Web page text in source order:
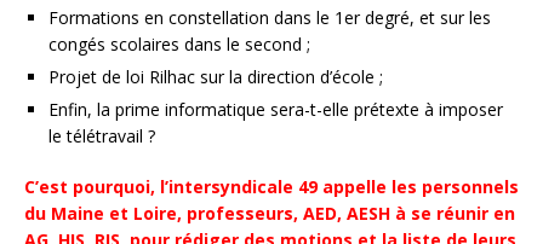
Formations en constellation dans le 1er degré, et sur les
congés scolaires dans le second ;
Projet de loi Rilhac sur la direction d’école ;
Enfin, la prime informatique sera-t-elle prétexte à imposer
le télétravail ?
C’est pourquoi, l’intersyndicale 49 appelle les personnels
du Maine et Loire, professeurs, AED, AESH à se réunir en